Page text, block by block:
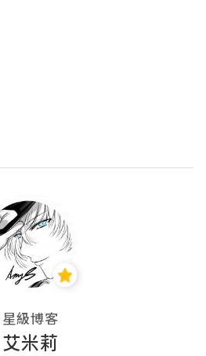
星級博客
艾米莉